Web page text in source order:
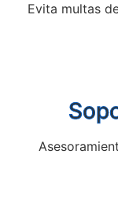
Evita multas